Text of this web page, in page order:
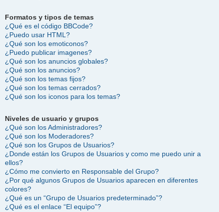
Formatos y tipos de temas
¿Qué es el código BBCode?
¿Puedo usar HTML?
¿Qué son los emoticonos?
¿Puedo publicar imagenes?
¿Qué son los anuncios globales?
¿Qué son los anuncios?
¿Qué son los temas fijos?
¿Qué son los temas cerrados?
¿Qué son los iconos para los temas?
Niveles de usuario y grupos
¿Qué son los Administradores?
¿Qué son los Moderadores?
¿Qué son los Grupos de Usuarios?
¿Donde están los Grupos de Usuarios y como me puedo unir a
ellos?
¿Cómo me convierto en Responsable del Grupo?
¿Por qué algunos Grupos de Usuarios aparecen en diferentes
colores?
¿Qué es un “Grupo de Usuarios predeterminado”?
¿Qué es el enlace “El equipo”?